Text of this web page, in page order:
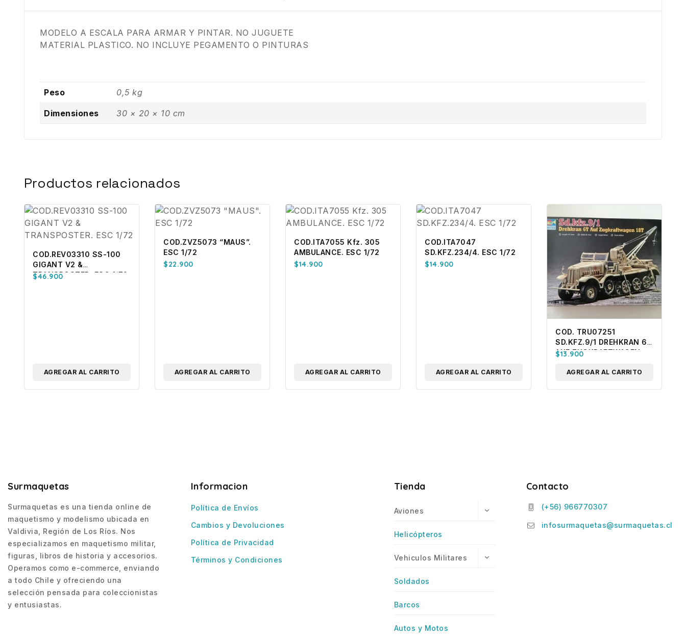
MODELO A ESCALA PARA ARMAR Y PINTAR. NO JUGUETE
MATERIAL PLASTICO. NO INCLUYE PEGAMENTO O PINTURAS
Peso 0,5 kg
Dimensiones 30 × 20 × 10 cm
Productos relacionados
COD.REV03310 SS-100
GIGANT V2 &
TRANSPOSTER. ESC 1/72
$46.900
AGREGAR AL CARRITO
COD.ZVZ5073 “MAUS”.
ESC 1/72
$22.900
AGREGAR AL CARRITO
COD.ITA7055 Kfz. 305
AMBULANCE. ESC 1/72
$14.900
AGREGAR AL CARRITO
COD.ITA7047
SD.KFZ.234/4. ESC 1/72
$14.900
AGREGAR AL CARRITO
COD. TRU07251
SD.KFZ.9/1 DREHKRAN 6T
AUF ZUGKRAFTWAGEN
$13.900
AGREGAR AL CARRITO
Surmaquetas
Surmaquetas es una tienda online de
maquetismo y modelismo ubicada en
Valdivia, Región de Los Ríos. Nos
especializamos en maquetismo militar,
figuras, libros de historia y accesorios.
Operamos como e-commerce, enviando
a todo Chile y ofreciendo una
selección pensada para coleccionistas
y entusiastas.
Informacion
Política de Envíos
Cambios y Devoluciones
Política de Privacidad
Términos y Condiciones
Tienda
Aviones
Helicópteros
Vehiculos Militares
Soldados
Barcos
Autos y Motos
Contacto
(+56) 966770307
infosurmaquetas@surmaquetas.cl